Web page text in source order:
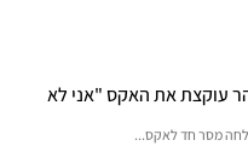
את האקס "אני לא
חד לאקס...